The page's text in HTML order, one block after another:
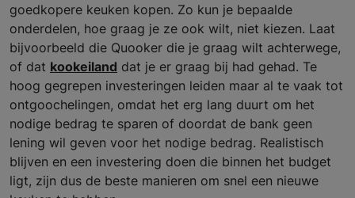
goedkopere keuken kopen. Zo kun je bepaalde
onderdelen, hoe graag je ze ook wilt, niet kiezen. Laat
bijvoorbeeld die Quooker die je graag wilt achterwege,
of dat kookeiland dat je er graag bij had gehad. Te
hoog gegrepen investeringen leiden maar al te vaak tot
ontgoochelingen, omdat het erg lang duurt om het
nodige bedrag te sparen of doordat de bank geen
lening wil geven voor het nodige bedrag. Realistisch
blijven en een investering doen die binnen het budget
ligt, zijn dus de beste manieren om snel een nieuwe